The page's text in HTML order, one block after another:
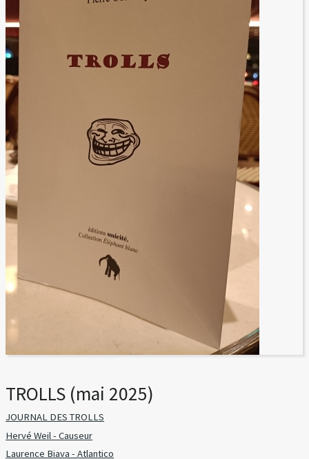
TROLLS (mai 2025)
JOURNAL DES TROLLS
Hervé Weil - Causeur
Laurence Biava - Atlantico